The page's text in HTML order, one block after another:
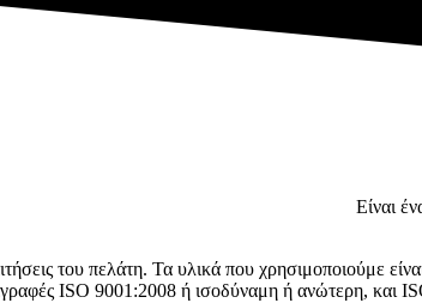
Είναι
του πελάτη. Τα υλικά που χρησιμοποιούμε
ISO 9001:2008 ή ισοδύναμη ή ανώτερη, και